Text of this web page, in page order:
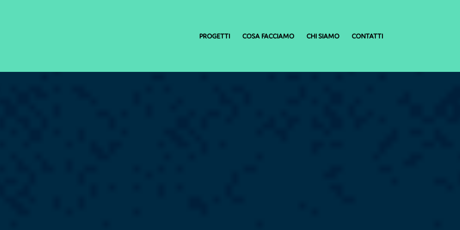
PROGETTI COSA FACCIAMO CHI SIAMO CONTATTI